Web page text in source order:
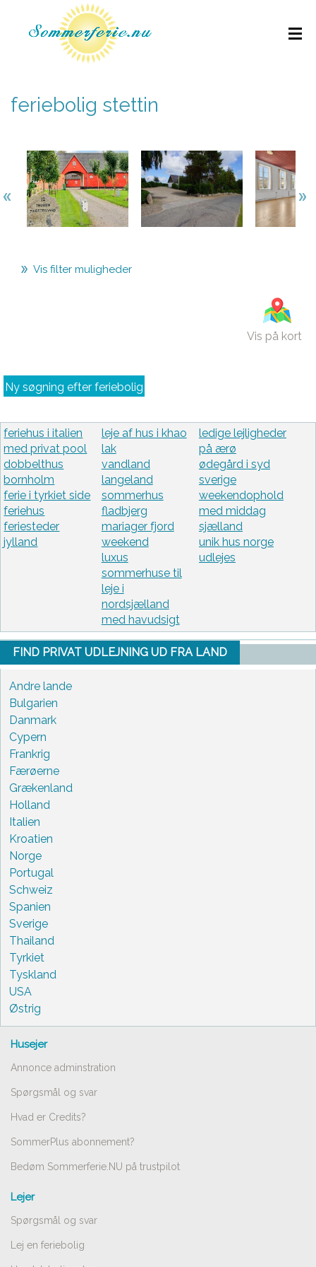
feriebolig stettin
Vis filter muligheder
Vis på kort
Ny søgning efter feriebolig
feriehus i italien
med privat pool
dobbelthus
bornholm
ferie i tyrkiet side
feriehus
feriesteder
jylland
leje af hus i khao
lak
vandland
langeland
sommerhus
fladbjerg
mariager fjord
weekend
luxus
sommerhuse til
leje i
nordsjælland
med havudsigt
ledige lejligheder
på ærø
ødegård i syd
sverige
weekendophold
med middag
sjælland
unik hus norge
udlejes
FIND PRIVAT UDLEJNING UD FRA LAND
Andre lande
Bulgarien
Danmark
Cypern
Frankrig
Færøerne
Grækenland
Holland
Italien
Kroatien
Norge
Portugal
Schweiz
Spanien
Sverige
Thailand
Tyrkiet
Tyskland
USA
Østrig
Husejer
Annonce adminstration
Spørgsmål og svar
Hvad er Credits?
SommerPlus abonnement?
Bedøm Sommerferie.NU på trustpilot
Lejer
Spørgsmål og svar
Lej en feriebolig